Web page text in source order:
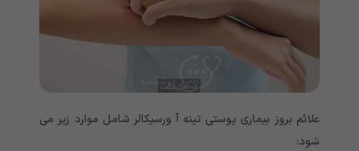
علائم بروز بیماری پوستی تینه آ ورسیکالر شامل موارد زیر می
شود: